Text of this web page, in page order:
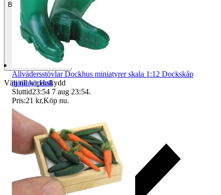
Betalning Via Tradera
Välj till köparskydd
Allvädersstövlar Dockhus miniatyrer skala 1:12 Dockskåp
miniatyr Hall
Sluttid23:54 7 aug 23:54.
Pris:21 kr,Köp nu.